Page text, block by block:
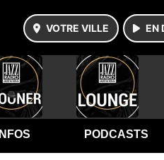
VOTRE VILLE EN
INFOS PODCASTS